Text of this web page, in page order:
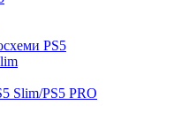
PS5
Slim/PS5 PRO